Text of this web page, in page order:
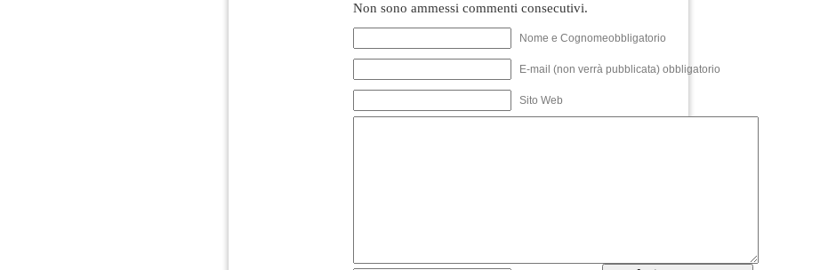
Non sono ammessi commenti consecutivi.
Nome e Cognomeobbligatorio
E-mail (non verrà pubblicata) obbligatorio
Sito Web